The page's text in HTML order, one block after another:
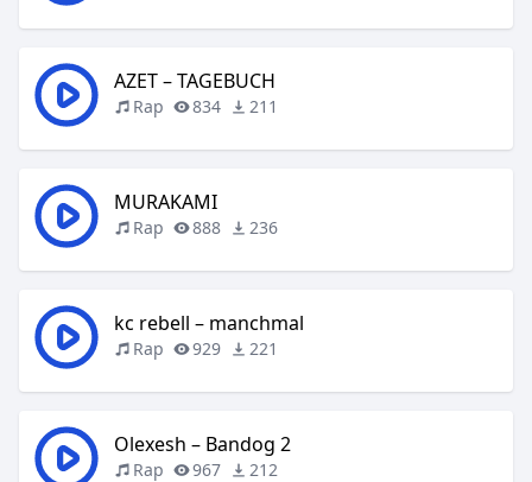
AZET – TAGEBUCH
Rap 834 211
MURAKAMI
Rap 888 236
kc rebell – manchmal
Rap 929 221
Olexesh – Bandog 2
Rap 967 212